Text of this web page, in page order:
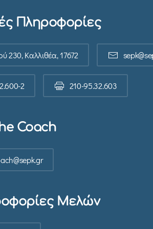
Πληροφορίες
230, Καλλιθέα, 17672
2 210-95.32.603
Coach
Μελών